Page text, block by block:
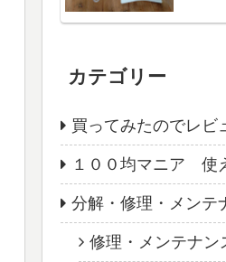
カテゴリー
買ってみたのでレビ
１００均マニア 使
分解・修理・メンテ
修理・メンテナン